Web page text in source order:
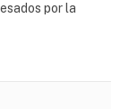
por la